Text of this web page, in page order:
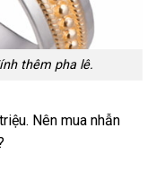
thêm pha lê.
Nên mua nhẫn